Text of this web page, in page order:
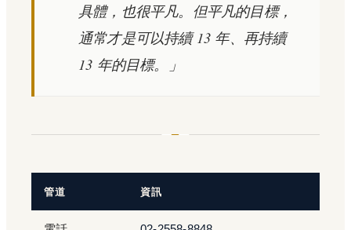
具體，也很平凡。但平凡的目標，
通常才是可以持續 13 年、再持續
13 年的目標。」
管道 資訊